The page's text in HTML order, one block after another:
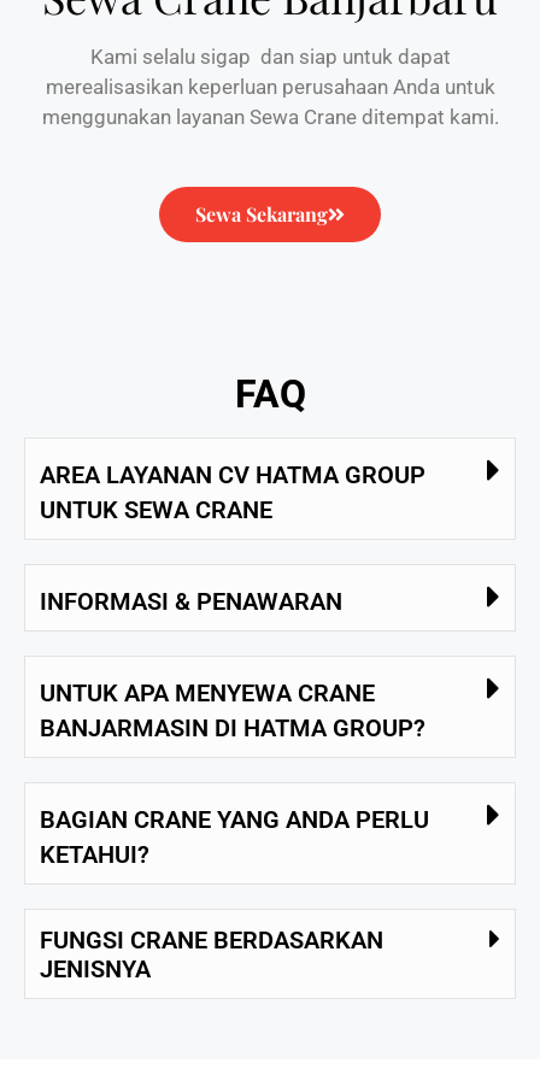
Kami selalu sigap dan siap untuk dapat
merealisasikan keperluan perusahaan Anda untuk
menggunakan layanan Sewa Crane ditempat kami.
Sewa Sekarang
FAQ
AREA LAYANAN CV HATMA GROUP
UNTUK SEWA CRANE
INFORMASI & PENAWARAN
UNTUK APA MENYEWA CRANE
BANJARMASIN DI HATMA GROUP?
BAGIAN CRANE YANG ANDA PERLU
KETAHUI?
FUNGSI CRANE BERDASARKAN
JENISNYA